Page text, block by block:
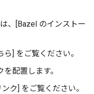
、[Bazel のインストー
] をご覧ください。
配置します。
ク] をご覧ください。